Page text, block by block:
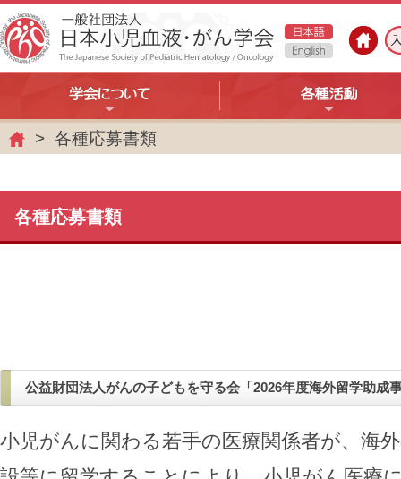
ホ
各種応募書類
各種応募書類
公益財団法人がんの子どもを守る会「2026年度海外留学助成
小児がんに関わる若手の医療関係者が、海